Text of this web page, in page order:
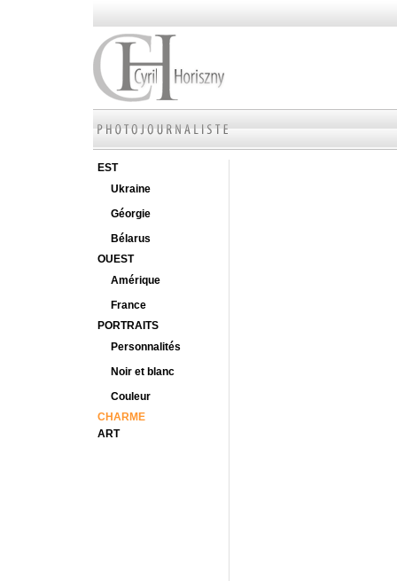
EST
Ukraine
Géorgie
Bélarus
OUEST
Amérique
France
PORTRAITS
Personnalités
Noir et blanc
Couleur
CHARME
ART